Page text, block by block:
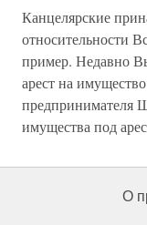
Канцелярские
относительности
пример. Недавно
арест на
предпринимателя
имущества под
О